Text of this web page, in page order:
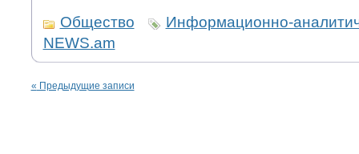
Общество
Информационно-
NEWS.am
« Предыдущие записи